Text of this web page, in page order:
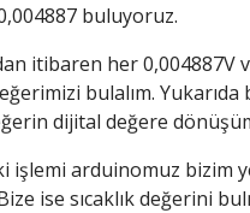
buluyoruz.
itibaren her
bulalım.
dijital değere
işlemi arduinomuz bizim
ise sıcaklık değerini